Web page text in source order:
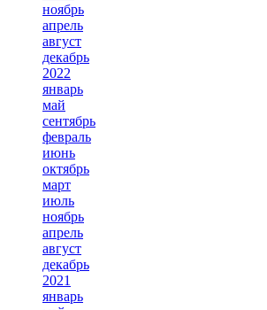
ноябрь
апрель
август
декабрь
2022
январь
май
сентябрь
февраль
июнь
октябрь
март
июль
ноябрь
апрель
август
декабрь
2021
январь